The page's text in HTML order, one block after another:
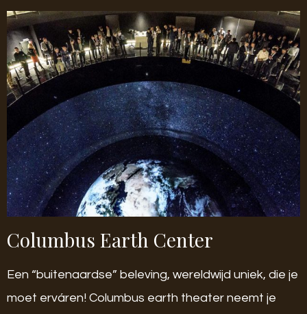
Columbus Earth Center
Een “buitenaardse” beleving, wereldwijd uniek, die je
moet erváren! Columbus earth theater neemt je